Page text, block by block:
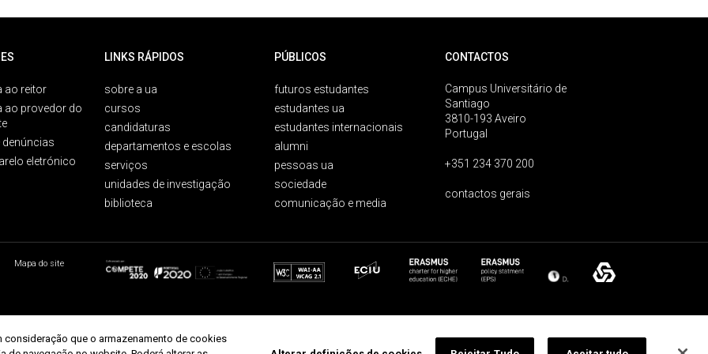
ao reitor
ao provedor do
denúncias
eletrónico
LINKS RÁPIDOS
sobre a ua
cursos
candidaturas
departamentos e escolas
serviços
unidades de investigação
biblioteca
PÚBLICOS
futuros estudantes
estudantes ua
estudantes internacionais
alumni
pessoas ua
sociedade
comunicação e media
CONTACTOS
Campus Universitário de
Santiago
3810-193 Aveiro
Portugal
+351 234 370 200
contactos gerais
Mapa do site
que o armazenamento de cookies